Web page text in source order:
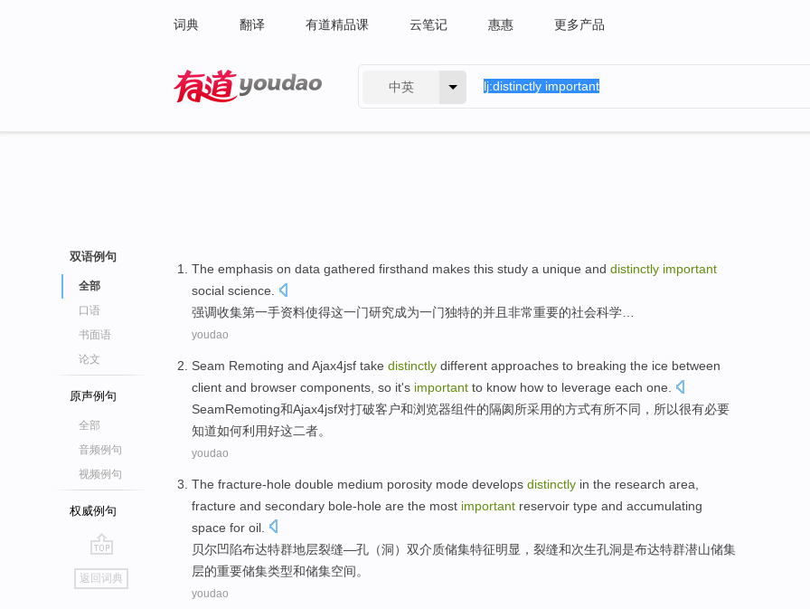
词典 翻译 有道精品课 云笔记 惠惠 更多产品
中英
双语例句
全部
口语
书面语
论文
原声例句
全部
音频例句
视频例句
权威例句
go
top
返回词典
The emphasis on data gathered firsthand makes this study a unique and distinctly important
social science
强调收集第一手资料使得这一门研究成为一门独特的并且 非常重要的社会科学
youdao
Seam Remoting and Ajax4jsf take distinctly different approaches to breaking the ice between
client and browser components so it's important to know how to leverage each one.
SeamRemoting和Ajax4jsf对打破客户和浏览器组件的隔阂所采用的方式有所不同 ， 所以很有必要
知道如何利用好这二者。
youdao
The fracture-hole double medium porosity mode develops distinctly in the research area,
fracture and secondary bole-hole are the most important reservoir type and accumulating
space for oil.
贝尔凹陷布达特群地层裂缝—孔 （洞） 双介质储集特征明显 ，裂缝和次生孔洞是布达特群潜山储集
层的重要储集类型和储集空间。
youdao